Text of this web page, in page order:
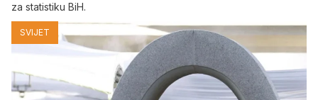
za statistiku BiH.
SVIJET